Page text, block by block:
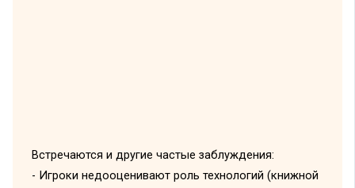
Встречаются и другие частые заблуждения:
- Игроки недооценивают роль технологий (книжной